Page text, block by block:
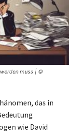
muss | ©
das in
wie David